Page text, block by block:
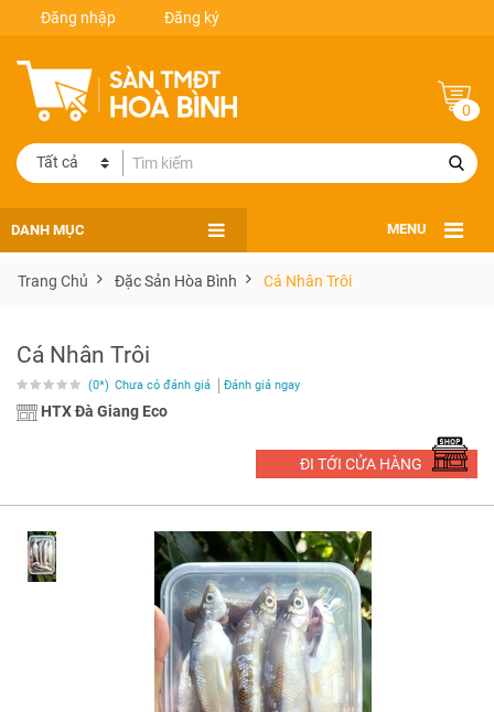
Đăng nhập Đăng ký
0
DANH MỤC MENU
Trang Chủ Đặc Sản Hòa Bình Cá Nhân Trôi
Cá Nhân Trôi
(0*) Chưa có đánh giá Đánh giá ngay
HTX Đà Giang Eco
ĐI TỚI CỬA HÀNG